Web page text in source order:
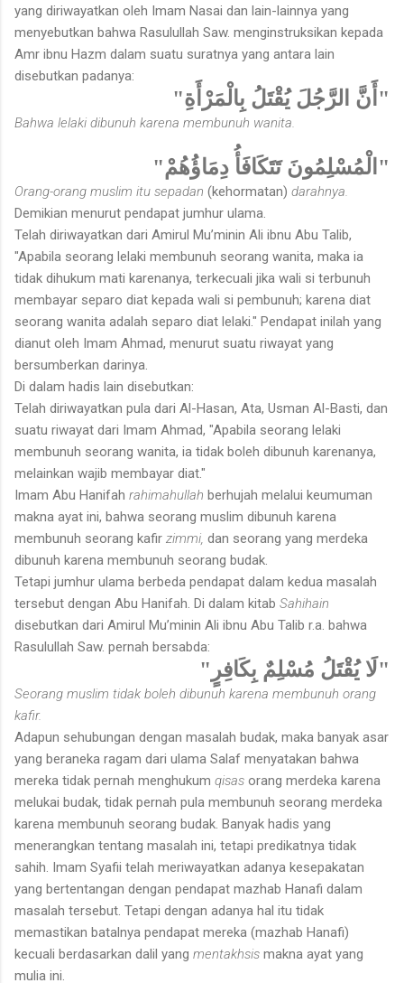
yang diriwayatkan oleh Imam Nasai dan lain-lainnya yang
menyebutkan bahwa Rasulullah Saw. menginstruksikan kepada
Amr ibnu Hazm dalam suatu suratnya yang antara lain
disebutkan padanya:
"أَنَّ الرَّجُلَ يُقْتَلُ بِالْمَرْأَةِ"
Bahwa lelaki dibunuh karena membunuh wanita.
"الْمُسْلِمُونَ تَتَكَافَأُ دِمَاؤُهُمْ"
Orang-orang muslim itu sepadan (kehormatan) darahnya.
Demikian menurut pendapat jumhur ulama.
Telah diriwayatkan dari Amirul Mu’minin Ali ibnu Abu Talib,
"Apabila seorang lelaki membunuh seorang wanita, maka ia
tidak dihukum mati karenanya, terkecuali jika wali si terbunuh
membayar separo diat kepada wali si pembunuh; karena diat
seorang wanita adalah separo diat lelaki." Pendapat inilah yang
dianut oleh Imam Ahmad, menurut suatu riwayat yang
bersumberkan darinya.
Di dalam hadis lain disebutkan:
Telah diriwayatkan pula dari Al-Hasan, Ata, Usman Al-Basti, dan
suatu riwayat dari Imam Ahmad, "Apabila seorang lelaki
membunuh seorang wanita, ia tidak boleh dibunuh karenanya,
melainkan wajib membayar diat."
Imam Abu Hanifah rahimahullah berhujah melalui keumuman
makna ayat ini, bahwa seorang muslim dibunuh karena
membunuh seorang kafir zimmi, dan seorang yang merdeka
dibunuh karena membunuh seorang budak.
Tetapi jumhur ulama berbeda pendapat dalam kedua masalah
tersebut dengan Abu Hanifah. Di dalam kitab Sahihain
disebutkan dari Amirul Mu’minin Ali ibnu Abu Talib r.a. bahwa
Rasulullah Saw. pernah bersabda:
"لَا يُقْتَلُ مُسْلِمٌ بِكَافِرٍ"
Seorang muslim tidak boleh dibunuh karena membunuh orang
kafir.
Adapun sehubungan dengan masalah budak, maka banyak asar
yang beraneka ragam dari ulama Salaf menyatakan bahwa
mereka tidak pernah menghukum qisas orang merdeka karena
melukai budak, tidak pernah pula membunuh seorang merdeka
karena membunuh seorang budak. Banyak hadis yang
menerangkan tentang masalah ini, tetapi predikatnya tidak
sahih. Imam Syafii telah meriwayatkan adanya kesepakatan
yang bertentangan dengan pendapat mazhab Hanafi dalam
masalah tersebut. Tetapi dengan adanya hal itu tidak
memastikan batalnya pendapat mereka (mazhab Hanafi)
kecuali berdasarkan dalil yang mentakhsis makna ayat yang
mulia ini.